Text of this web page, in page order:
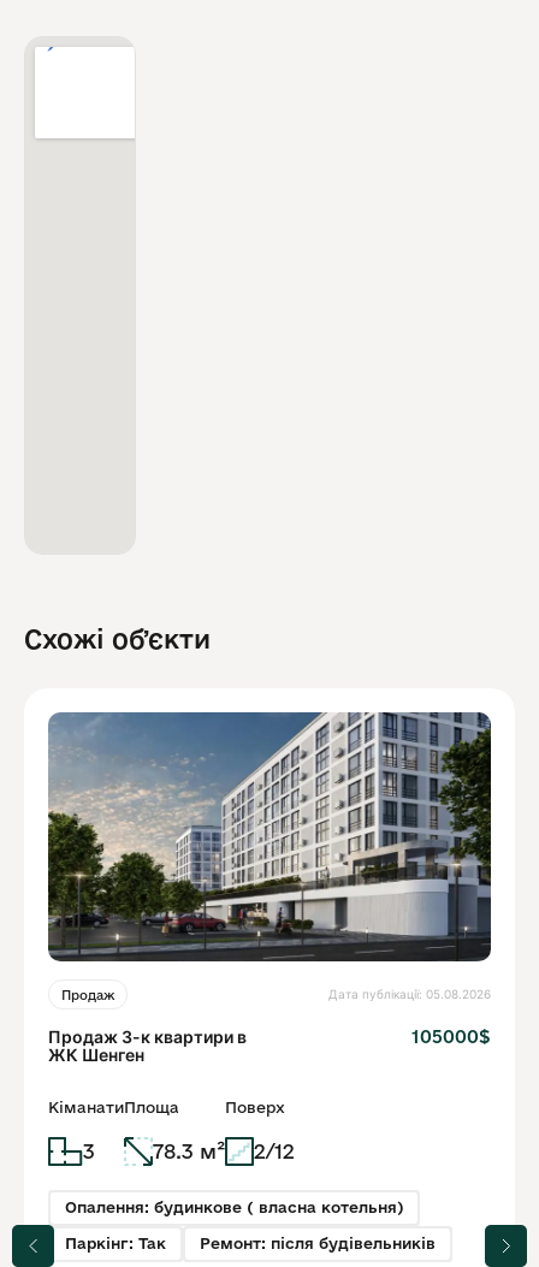
Схожі обʼєкти
Продаж Дата публікації: 05.08.2026
Продаж 3-к квартири в
ЖК Шенген
105000$
Кіманати
3
Площа
78.3 м²
Поверх
2/12
Опалення: будинкове ( власна котельня)
Паркінг: Так Ремонт: після будівельників